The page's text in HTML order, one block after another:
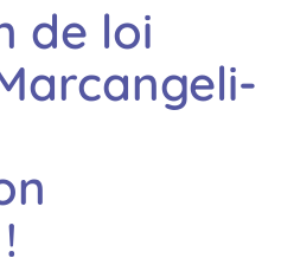
de loi